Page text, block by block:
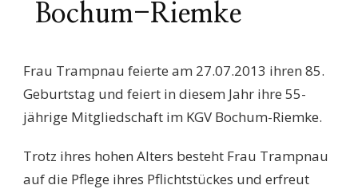
Bochum-Riemke
Frau Trampnau feierte am 27.07.2013 ihren 85.
Geburtstag und feiert in diesem Jahr ihre 55-
jährige Mitgliedschaft im KGV Bochum-Riemke.
Trotz ihres hohen Alters besteht Frau Trampnau
auf die Pflege ihres Pflichtstückes und erfreut